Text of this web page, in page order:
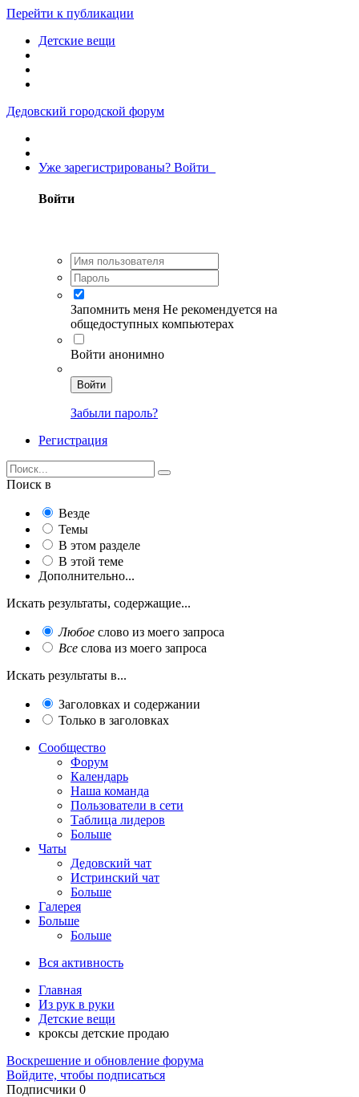
Перейти к публикации
Детские вещи
Дедовский городской форум
Уже зарегистрированы? Войти
Войти
Запомнить меня Не рекомендуется на
общедоступных компьютерах
Войти анонимно
Войти
Забыли пароль?
Регистрация
Поиск в
Везде
Темы
В этом разделе
В этой теме
Дополнительно...
Искать результаты, содержащие...
Любое слово из моего запроса
Все слова из моего запроса
Искать результаты в...
Заголовках и содержании
Только в заголовках
Сообщество
Форум
Календарь
Наша команда
Пользователи в сети
Таблица лидеров
Больше
Чаты
Дедовский чат
Истринский чат
Больше
Галерея
Больше
Больше
Вся активность
Главная
Из рук в руки
Детские вещи
кроксы детские продаю
Воскрешение и обновление форума
Войдите, чтобы подписаться
Подписчики 0